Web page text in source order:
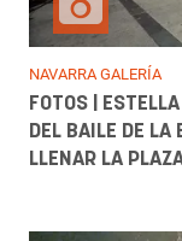
NAVARRA GALERÍA
FOTOS |
DEL BAILE DE LA
LLENAR LA